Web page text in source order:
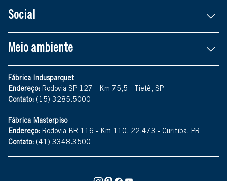
Social
Meio ambiente
Fábrica Indusparquet
Endereço: Rodovia SP 127 - Km 75,5 - Tietê, SP
Contato: (15) 3285.5000
Fábrica Masterpiso
Endereço: Rodovia BR 116 - Km 110, 22.473 - Curitiba, PR
Contato: (41) 3348.3500